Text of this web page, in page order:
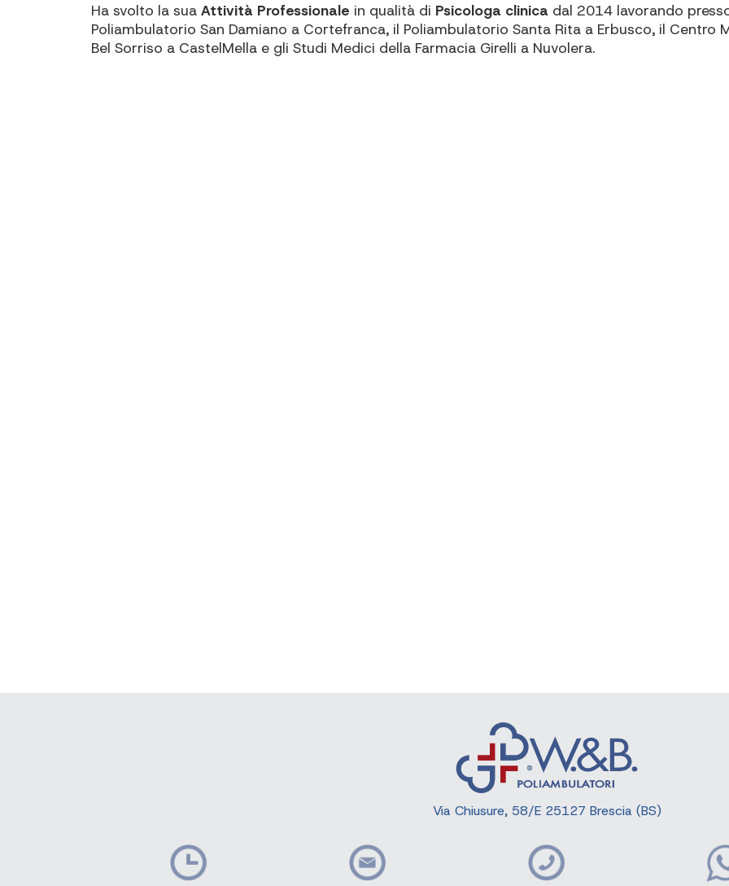
Ha svolto la sua Attività Professionale in qualità di Psicologa clinica dal 2014 lavorando
Poliambulatorio San Damiano a Cortefranca, il Poliambulatorio Santa Rita a Erbusco, il Centro
Bel Sorriso a CastelMella e gli Studi Medici della Farmacia Girelli a Nuvolera.
Via Chiusure, 58/E 25127 Brescia (BS)